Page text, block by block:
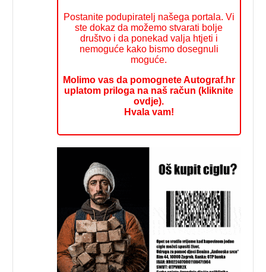
Postanite podupiratelj našega portala. Vi
ste dokaz da možemo stvarati bolje
društvo i da ponekad valja htjeti i
nemoguće kako bismo dosegnuli
moguće.
Molimo vas da pomognete Autograf.hr
uplatom priloga na naš račun (kliknite
ovdje).
Hvala vam!